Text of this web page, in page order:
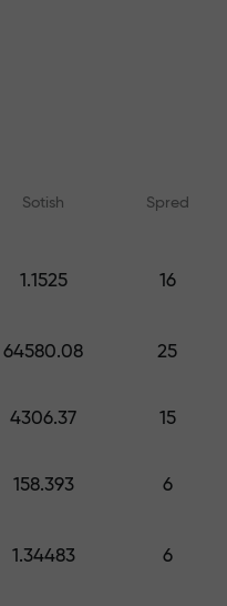
—
Sotish Spred
1.1525 16
64580.08 25
4306.37 15
158.393 6
1.34483 6